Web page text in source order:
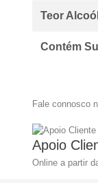
Teor
Contém
Fale connosco
Apoio
Online a partir